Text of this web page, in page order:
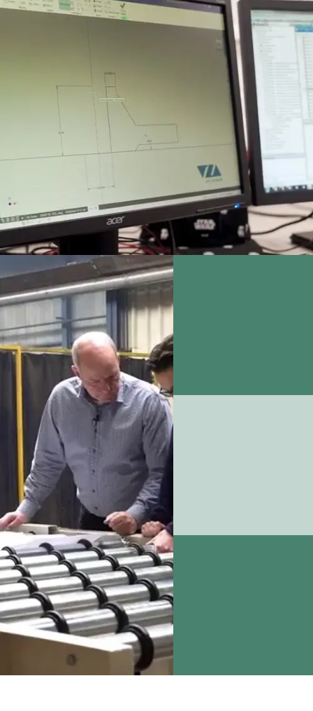
je een
arbeidsovereenkomst
bewijsstuk dat de
overheid heeft erkend
op basis van een
ministeriële regeling.
Voor deze opleiding
kan een school
aanvullende eisen
stellen of wiskunde of
natuur- en scheikunde
onderdeel waren van
het eindexamen.